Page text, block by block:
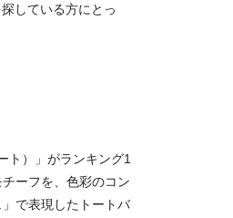
している方にとっ
ト）」がランキング1
ーフを、色彩のコン
で表現したトートバ